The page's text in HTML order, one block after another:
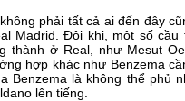
phải tất cả ai đến đây
Madrid. Đôi khi, một số cầu
thành ở Real, như Mesut
hợp khác như Benzema
Benzema là không thể phủ
lên tiếng.